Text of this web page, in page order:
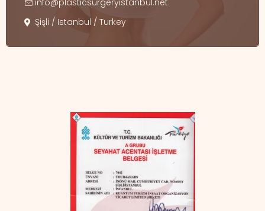
info@plasticsurgeryistanbul.net
Şişli / Istanbul / Turkey